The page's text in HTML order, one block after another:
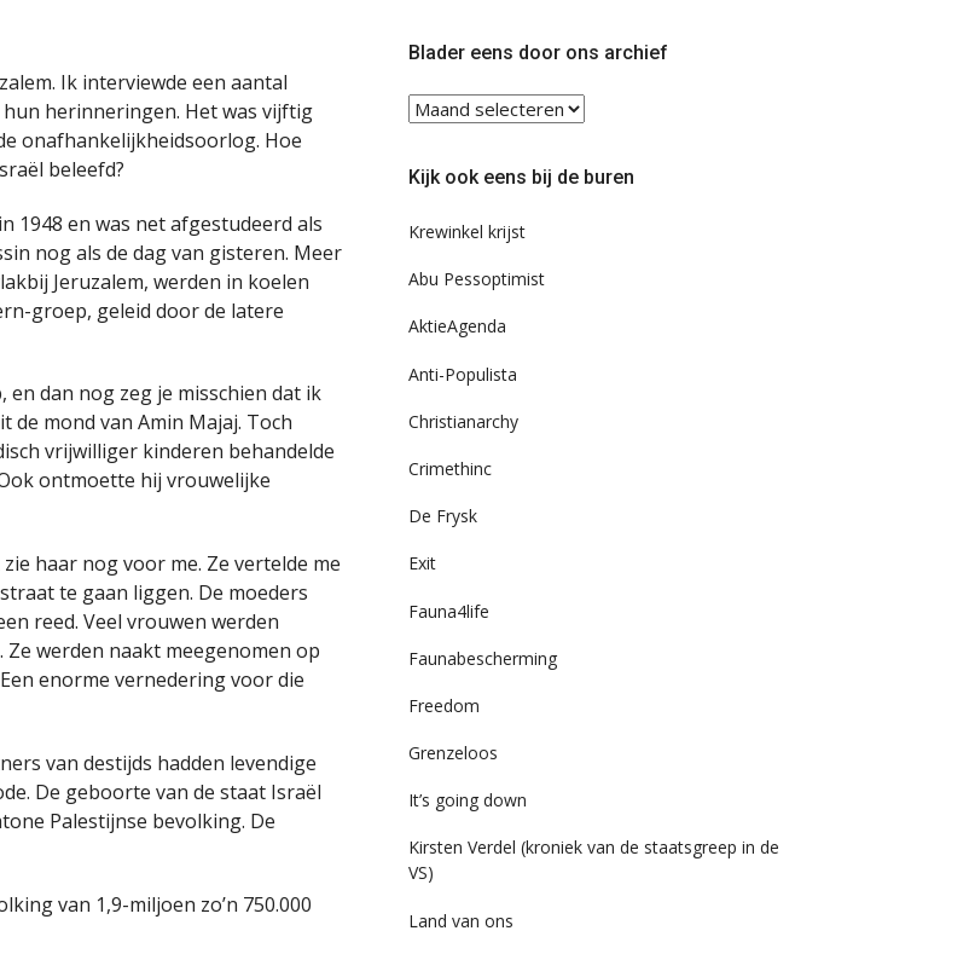
Ik interviewde een aantal
herinneringen. Het was vijftig
onafhankelijkheidsoorlog. Hoe
beleefd?
1948 en was net afgestudeerd als
nog als de dag van gisteren. Meer
Jeruzalem, werden in koelen
groep, geleid door de latere
en dan nog zeg je misschien dat ik
de mond van Amin Majaj. Toch
vrijwilliger kinderen behandelde
ontmoette hij vrouwelijke
haar nog voor me. Ze vertelde me
te gaan liggen. De moeders
reed. Veel vrouwen werden
werden naakt meegenomen op
enorme vernedering voor die
van destijds hadden levendige
De geboorte van de staat Israël
Palestijnse bevolking. De
van 1,9-miljoen zo’n 750.000
TwitterFacebook
Blader eens door ons archief
Blader
eens
ons
Kijk ook eens bij de buren
Krewinkel krijst
Abu Pessoptimist
AktieAgenda
Anti-Populista
Christianarchy
Crimethinc
De Frysk
Exit
Fauna4life
Faunabescherming
Freedom
Grenzeloos
It’s going down
Kirsten Verdel (kroniek van de staatsgreep in de
VS)
Land van ons